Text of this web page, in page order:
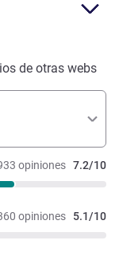
de otras webs
opiniones 7.2/10
opiniones 5.1/10